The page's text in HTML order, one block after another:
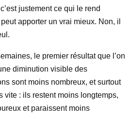
justement ce qui le rend
apporter un vrai mieux. Non, il
le premier résultat que l’on
diminution visible des
sont moins nombreux, et surtout
vite : ils restent moins longtemps,
et paraissent moins